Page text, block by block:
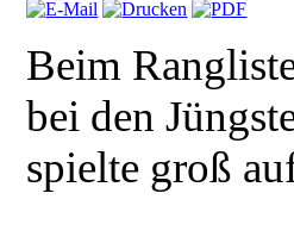
Beim
bei den
spielte groß